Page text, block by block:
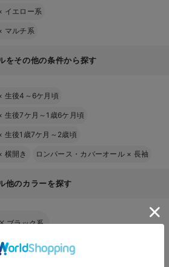
イエロー系
マルチ系
をその他の条件から探す
生後4～6ケ月頃
生後7ケ月～1歳6ケ月頃
生後1歳7ケ月～2歳頃
横開き ロンパース・カバーオール × 長袖
他のカラーを探す
ブラック系
ホワイト系